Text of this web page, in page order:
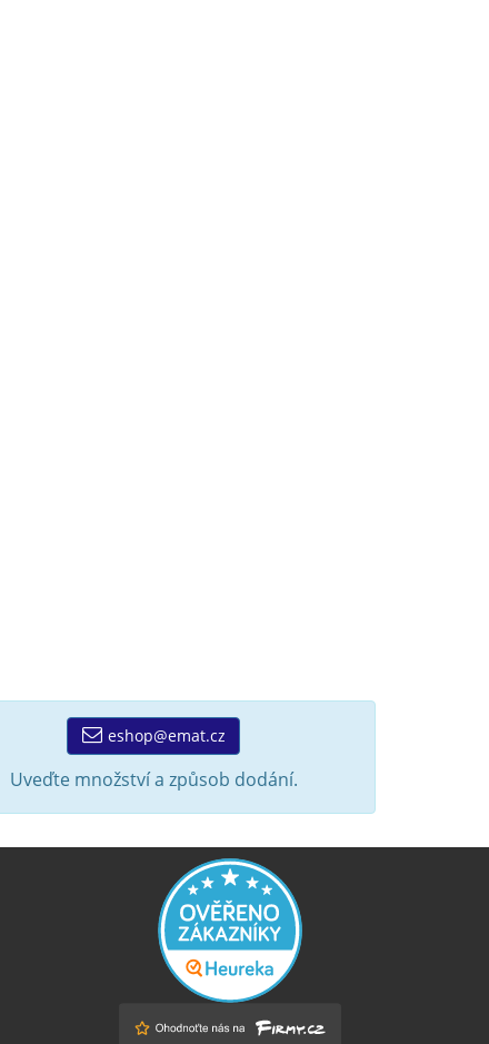
eshop@emat.cz
Uveďte množství a způsob dodání.